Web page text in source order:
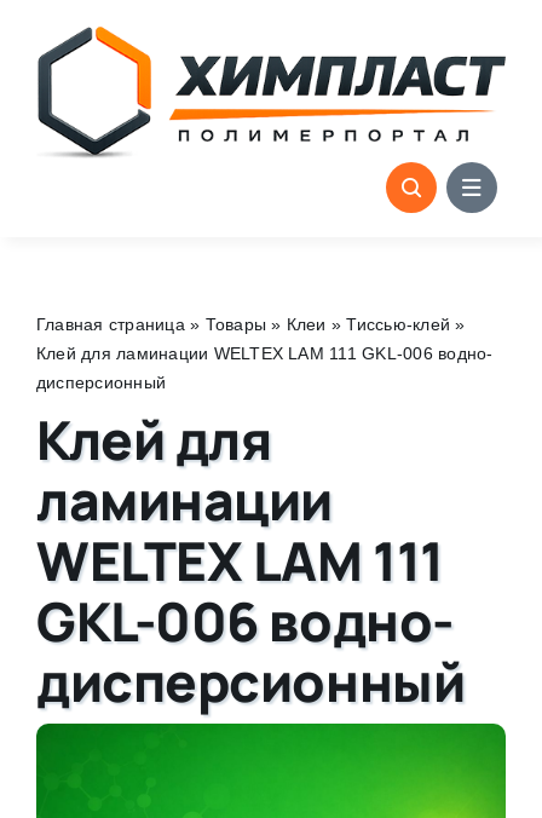
content
Главная страница » Товары » Клеи »Тиссью-клей »
Клей для ламинации WELTEX LAM 111 GKL-006 водно-
дисперсионный
Клей для
ламинации
WELTEX LAM 111
GKL-006 водно-
дисперсионный